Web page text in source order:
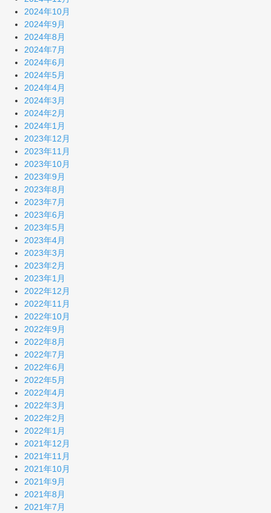
2024年10月
2024年9月
2024年8月
2024年7月
2024年6月
2024年5月
2024年4月
2024年3月
2024年2月
2024年1月
2023年12月
2023年11月
2023年10月
2023年9月
2023年8月
2023年7月
2023年6月
2023年5月
2023年4月
2023年3月
2023年2月
2023年1月
2022年12月
2022年11月
2022年10月
2022年9月
2022年8月
2022年7月
2022年6月
2022年5月
2022年4月
2022年3月
2022年2月
2022年1月
2021年12月
2021年11月
2021年10月
2021年9月
2021年8月
2021年7月